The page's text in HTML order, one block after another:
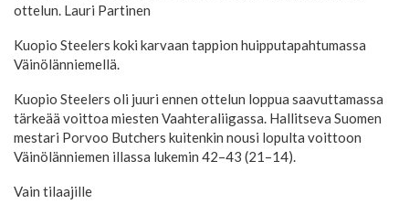
ottelun. Lauri Partinen
Kuopio Steelers koki karvaan tappion huipputapahtumassa
Väinölänniemellä.
Kuopio Steelers oli juuri ennen ottelun loppua saavuttamassa
tärkeää voittoa miesten Vaahteraliigassa. Hallitseva Suomen
mestari Porvoo Butchers kuitenkin nousi lopulta voittoon
Väinölänniemen illassa lukemin 42–43 (21–14).
Vain tilaajille